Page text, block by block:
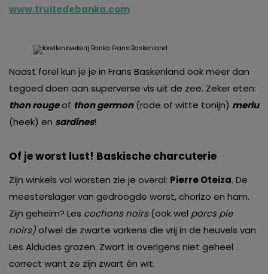
www.truitedebanka.com
Naast forel kun je je in Frans Baskenland ook meer dan
tegoed doen aan superverse vis uit de zee. Zeker eten:
thon rougeof thon germon(rode of witte tonijn) merlu
(heek) en sardines!
Of je worst lust! Baskische charcuterie
Zijn winkels vol worsten zie je overal: Pierre Oteiza. De
meesterslager van gedroogde worst, chorizo en ham.
Zijn geheim? Les cochons noirs(ook wel porcs pie
noirs)ofwel de zwarte varkens die vrij in de heuvels van
Les Aldudes grazen. Zwart is overigens niet geheel
correct want ze zijn zwart én wit.